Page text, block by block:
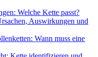
Welche Kette passt?
Auswirkungen und
Wann muss eine